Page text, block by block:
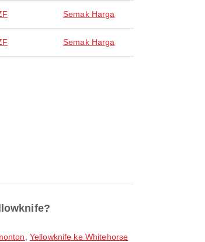
Semak Harga
Semak Harga
Yellowknife ke Whitehorse